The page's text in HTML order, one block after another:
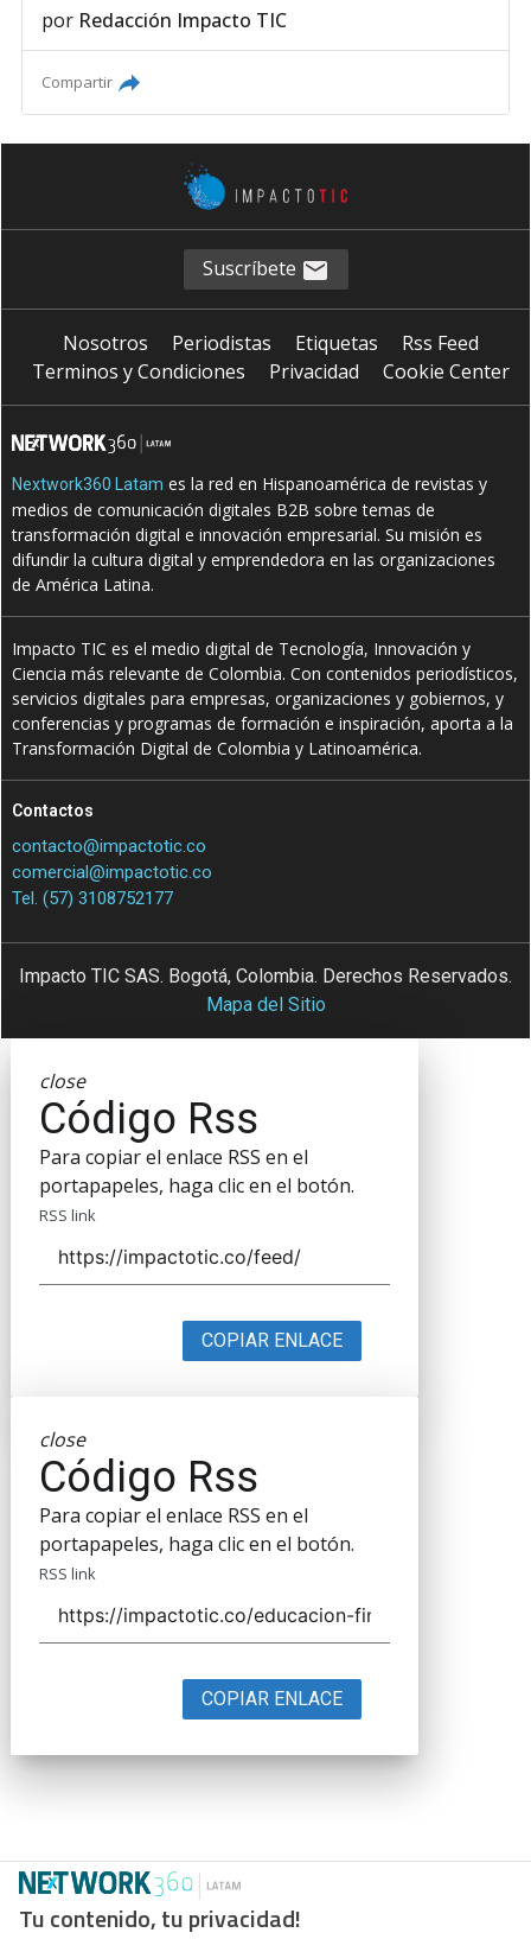
por Redacción Impacto TIC
Compartir
Tu contenido, tu privacidad!
Suscríbete
Nosotros Periodistas Etiquetas
Rss Feed
Terminos y Condiciones
Privacidad Cookie Center
Nextwork360 Latam es la red en Hispanoamérica de revistas y
medios de comunicación digitales B2B sobre temas de
transformación digital e innovación empresarial. Su misión es
difundir la cultura digital y emprendedora en las organizaciones
de América Latina.
Impacto TIC es el medio digital de Tecnología, Innovación y
Ciencia más relevante de Colombia. Con contenidos periodísticos,
servicios digitales para empresas, organizaciones y gobiernos, y
conferencias y programas de formación e inspiración, aporta a la
Transformación Digital de Colombia y Latinoamérica.
Contactos
contacto@impactotic.co
comercial@impactotic.co
Tel. (57) 3108752177
Impacto TIC SAS. Bogotá, Colombia. Derechos Reservados.
Mapa del Sitio
close
Código Rss
Para copiar el enlace RSS en el
portapapeles, haga clic en el botón.
RSS link
COPIAR ENLACE
close
Código Rss
Para copiar el enlace RSS en el
portapapeles, haga clic en el botón.
RSS link
COPIAR ENLACE